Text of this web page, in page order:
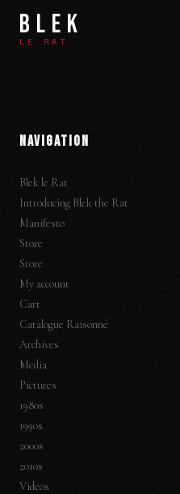
BLEK
LE RAT
NAVIGATION
Blek le Rat
Introducing Blek the Rat
Manifesto
Store
Store
My account
Cart
Catalogue Raisonné
Archives
Media
Pictures
1980s
1990s
2000s
2010s
Videos